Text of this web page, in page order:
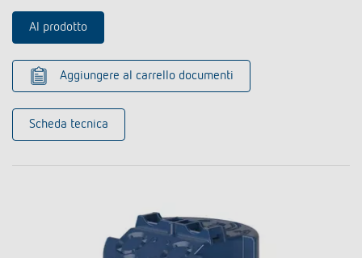
Al prodotto
Aggiungere al carrello documenti
Scheda tecnica